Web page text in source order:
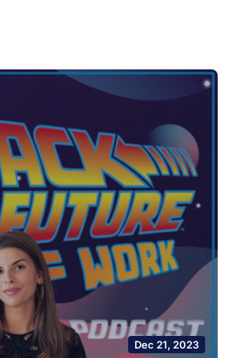
Dec 21, 2023